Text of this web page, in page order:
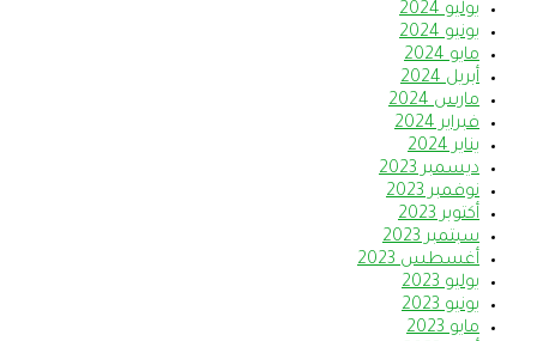
يوليو 2024
يونيو 2024
مايو 2024
أبريل 2024
مارس 2024
فبراير 2024
يناير 2024
ديسمبر 2023
نوفمبر 2023
أكتوبر 2023
سبتمبر 2023
أغسطس 2023
يوليو 2023
يونيو 2023
مايو 2023